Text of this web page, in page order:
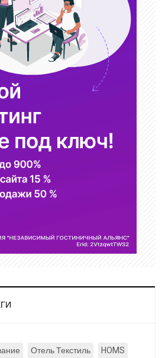
Отель Текстиль
HOMS